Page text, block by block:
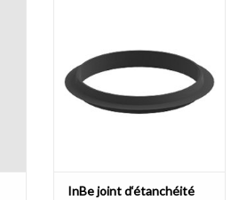
InBe joint d‘étanchéité